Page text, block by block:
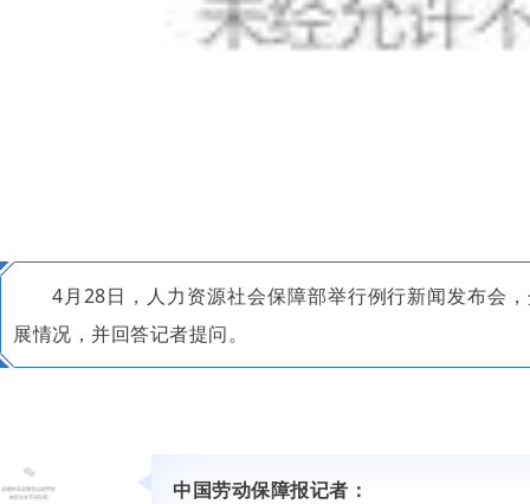
4月28日，人力资源社会保障部举行例行新闻发布会，
展情况，并回答记者提问。
中国劳动保障报记者：